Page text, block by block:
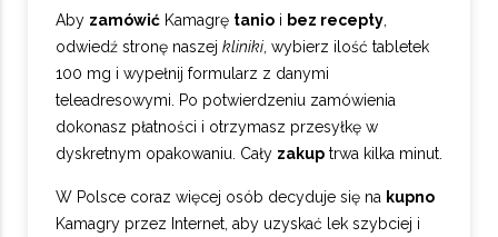
Aby zamówić Kamagrę tanio i bez recepty,
odwiedź stronę naszej kliniki, wybierz ilość tabletek
100 mg i wypełnij formularz z danymi
teleadresowymi. Po potwierdzeniu zamówienia
dokonasz płatności i otrzymasz przesyłkę w
dyskretnym opakowaniu. Cały zakup trwa kilka minut.
W Polsce coraz więcej osób decyduje się na kupno
Kamagry przez Internet, aby uzyskać lek szybciej i